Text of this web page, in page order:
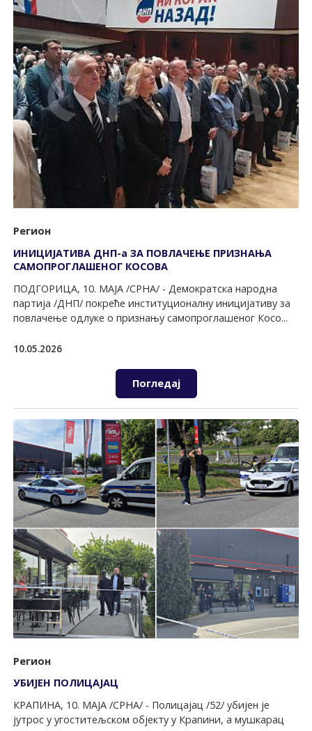
Регион
ИНИЦИЈАТИВА ДНП-а ЗА ПОВЛАЧЕЊЕ ПРИЗНАЊА
САМОПРОГЛАШЕНОГ КОСОВА
ПОДГОРИЦА, 10. МАЈА /СРНА/ - Демократска народна
партија /ДНП/ покреће институционалну иницијативу за
повлачење одлуке о признању самопроглашеног Косо...
10.05.2026
Погледај
Регион
УБИЈЕН ПОЛИЦАЈАЦ
КРАПИНА, 10. МАЈА /СРНА/ - Полицајац /52/ убијен је
јутрос у угоститељском објекту у Крапини, а мушкарац